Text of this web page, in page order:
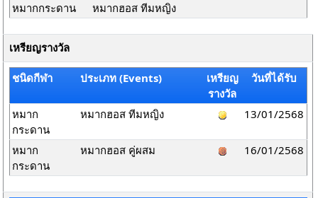
หมากกระดาน
หมากฮอส ทีมหญิง
เหรียญรางวัล
ชนิดกีฬา ประเภท (Events)
เหรียญ
รางวัล
วันที่ได้รับ
หมาก
กระดาน
หมากฮอส ทีมหญิง 13/01/2568
หมาก
กระดาน
หมากฮอส คู่ผสม 16/01/2568